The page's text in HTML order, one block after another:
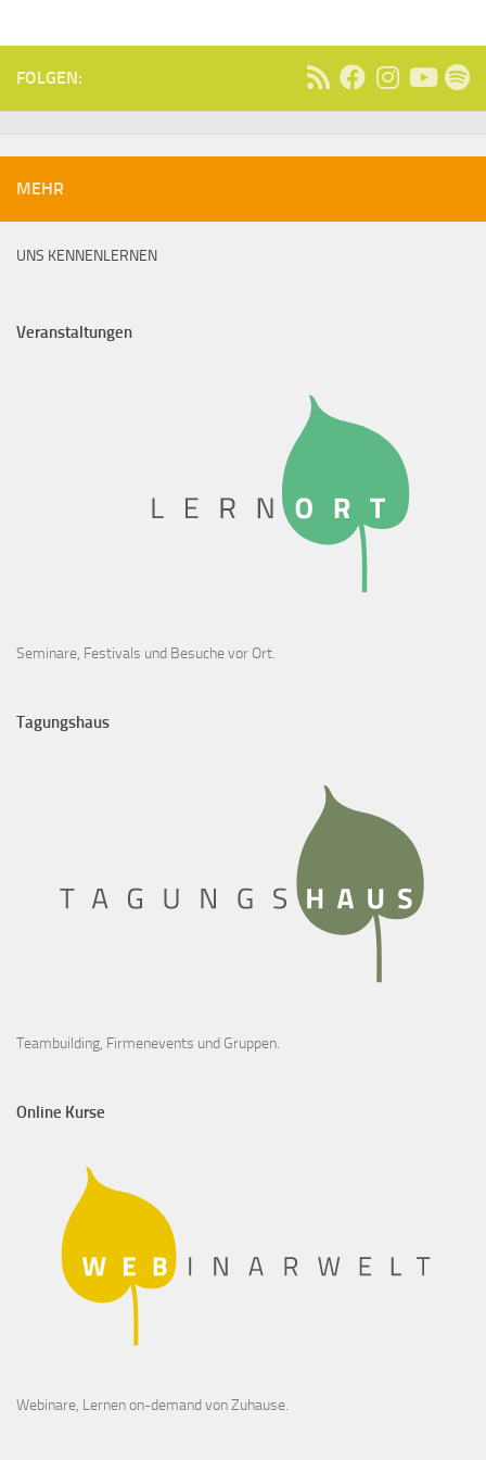
FOLGEN:
MEHR
UNS KENNENLERNEN
Veranstaltungen
Seminare, Festivals und Besuche vor Ort.
Tagungshaus
Teambuilding, Firmenevents und Gruppen.
Online Kurse
Webinare, Lernen on-demand von Zuhause.